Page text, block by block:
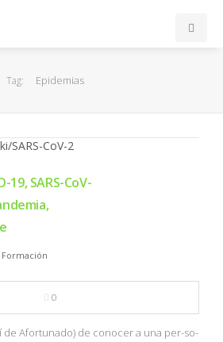
Tag: Epidemias
19, SARS-CoV-
Formación
0
de Afortunado) de conocer a una per-so-